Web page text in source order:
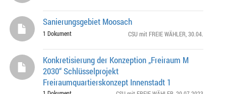
Sanierungsgebiet Moosach
1 Dokument CSU mit FREIE WÄHLER , 30.04.
Konkretisierung der Konzeption „Freiraum M
2030“ Schlüsselprojekt
Freiraumquartierskonzept Innenstadt 1